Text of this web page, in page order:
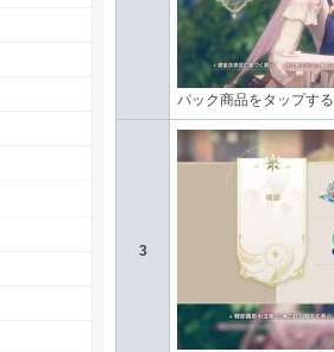
パック商品をタップする
3